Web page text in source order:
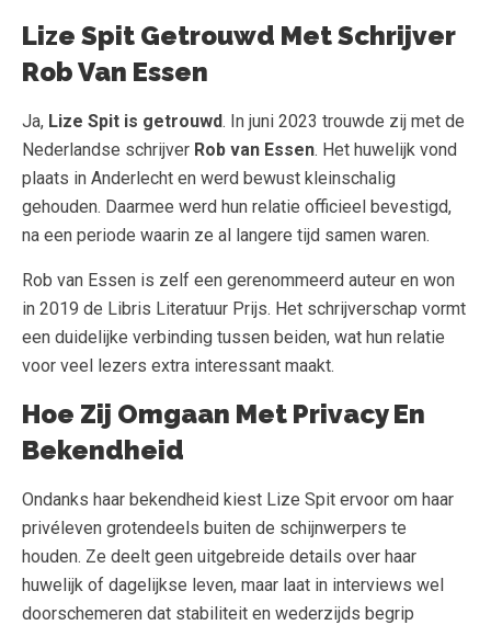
Lize Spit Getrouwd Met Schrijver
Rob Van Essen
Ja, Lize Spit is getrouwd. In juni 2023 trouwde zij met de
Nederlandse schrijver Rob van Essen. Het huwelijk vond
plaats in Anderlecht en werd bewust kleinschalig
gehouden. Daarmee werd hun relatie officieel bevestigd,
na een periode waarin ze al langere tijd samen waren.
Rob van Essen is zelf een gerenommeerd auteur en won
in 2019 de Libris Literatuur Prijs. Het schrijverschap vormt
een duidelijke verbinding tussen beiden, wat hun relatie
voor veel lezers extra interessant maakt.
Hoe Zij Omgaan Met Privacy En
Bekendheid
Ondanks haar bekendheid kiest Lize Spit ervoor om haar
privéleven grotendeels buiten de schijnwerpers te
houden. Ze deelt geen uitgebreide details over haar
huwelijk of dagelijkse leven, maar laat in interviews wel
doorschemeren dat stabiliteit en wederzijds begrip